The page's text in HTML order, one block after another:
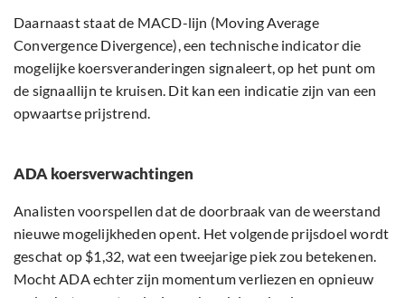
Daarnaast staat de MACD-lijn (Moving Average
Convergence Divergence), een technische indicator die
mogelijke koersveranderingen signaleert, op het punt om
de signaallijn te kruisen. Dit kan een indicatie zijn van een
opwaartse prijstrend.
ADA koersverwachtingen
Analisten voorspellen dat de doorbraak van de weerstand
nieuwe mogelijkheden opent. Het volgende prijsdoel wordt
geschat op $1,32, wat een tweejarige piek zou betekenen.
Mocht ADA echter zijn momentum verliezen en opnieuw